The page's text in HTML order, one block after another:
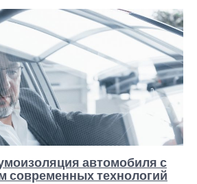
автомобиля с
современных технологий